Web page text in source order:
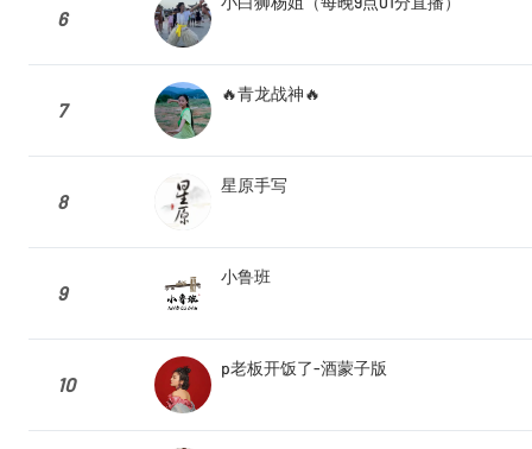
6
7
🔥青龙战神🔥
8
星原手写
9
小鲁班
10
p老板开饭了-酒蒙子版